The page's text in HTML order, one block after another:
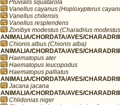
Pluvialis squatarola
Vanellus cayanus (Hoploxypterus
Vanellus chilensis
Vanellus resplendens
Zonibyx modestus (Charadrius
ANIMALIA/CHORDATA/AVES/
Chionis albus (Chionis alba)
ANIMALIA/CHORDATA/AVES/
Haematopus ater
Haematopus leucopodus
Haematopus palliatus
ANIMALIA/CHORDATA/AVES/
Jacana jacana
ANIMALIA/CHORDATA/AVES/
Chlidonias niger